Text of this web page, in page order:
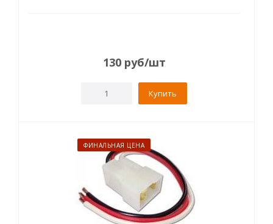
130 руб/шт
Купить
ФИНАЛЬНАЯ ЦЕНА